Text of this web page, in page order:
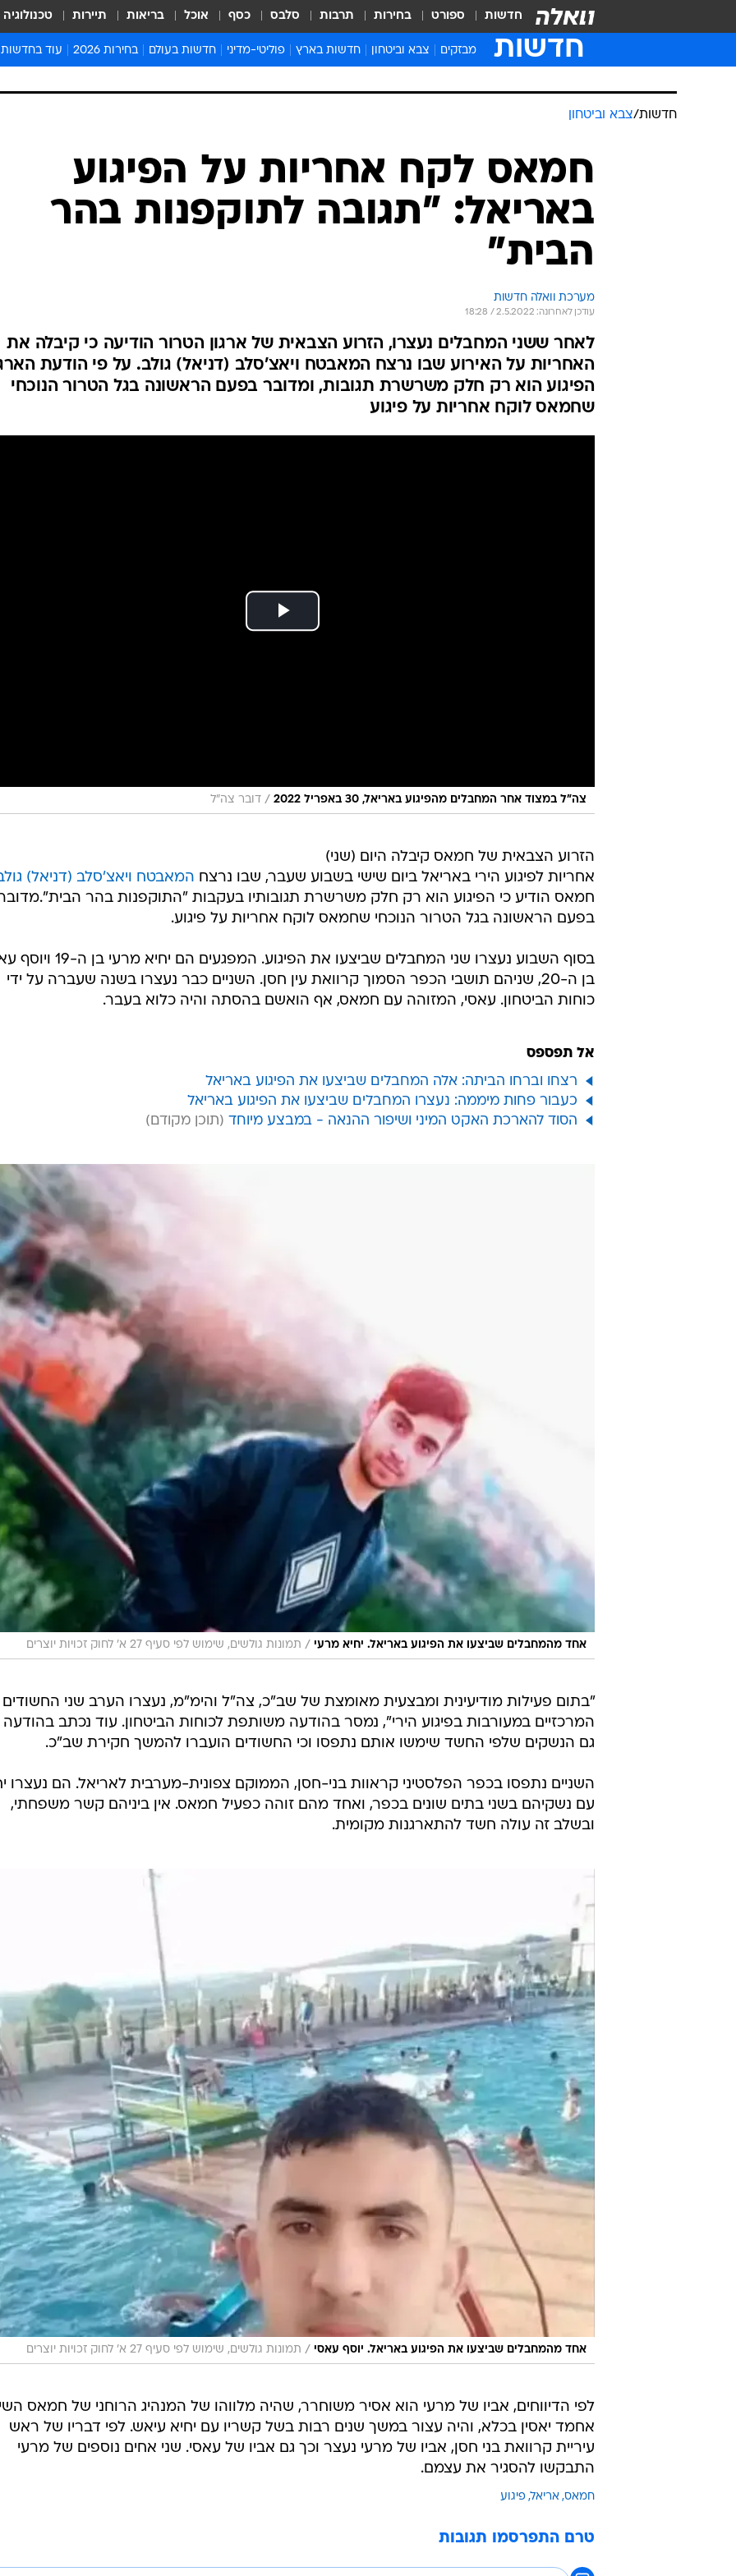
חדשות ספורט בחירות תרבות סלבס כסף אוכל בריאות תיירות טכנולוגיה
חדשות מבזקים צבא וביטחון חדשות בארץ
חברה ורווחה
פוליטי-מדיני חדשות בעולם
אסיה והפסיפיק
אפריקה
בחירות 2026 עוד בחדשות
הנחיות
חדשות
חדשות/צבא וביטחון
חמאס לקח אחריות על הפיגוע
באריאל: "תגובה לתוקפנות בהר
הבית"
מערכת וואלה חדשות
עודכן לאחרונה: 2.5.2022 / 18:28
לאחר ששני המחבלים נעצרו, הזרוע הצבאית של ארגון הטרור הודיעה כי קיבלה את
האחריות על האירוע שבו נרצח המאבטח ויאצ'סלב (דניאל) גולב. על פי הודעת
הפיגוע הוא רק חלק משרשרת תגובות, ומדובר בפעם הראשונה בגל הטרור הנוכחי
שחמאס לוקח אחריות על פיגוע
צה"ל במצוד אחר המחבלים מהפיגוע באריאל, 30 באפריל 2022 / דובר צה"ל
הזרוע הצבאית של חמאס קיבלה היום (שני)
אחריות לפיגוע הירי באריאל ביום שישי בשבוע שעבר, שבו נרצח המאבטח ויאצ'סלב (דניאל)
חמאס הודיע כי הפיגוע הוא רק חלק משרשרת תגובותיו בעקבות "התוקפנות בהר
בפעם הראשונה בגל הטרור הנוכחי שחמאס לוקח אחריות על פיגוע.
בסוף השבוע נעצרו שני המחבלים שביצעו את הפיגוע. המפגעים הם
בן ה-20, שניהם תושבי הכפר הסמוך קרוואת עין חסן. השניים כבר נעצרו בשנה שעברה על ידי
כוחות הביטחון. עאסי, המזוהה עם חמאס, אף הואשם בהסתה והיה כלוא בעבר.
אל תפספס
רצחו וברחו הביתה: אלה המחבלים שביצעו את הפיגוע באריאל
כעבור פחות מיממה: נעצרו המחבלים שביצעו את הפיגוע באריאל
הסוד להארכת האקט המיני ושיפור ההנאה - במבצע מיוחד
אחד מהמחבלים שביצעו את הפיגוע באריאל. יחיא מרעי / תמונות גולשים, שימוש לפי סעיף 27 א' לחוק זכויות יוצרים
"בתום פעילות מודיעינית ומבצעית מאומצת של שב"כ, צה"ל והימ"מ, נעצרו הערב שני החשודים
המרכזיים במעורבות בפיגוע הירי", נמסר בהודעה משותפת לכוחות הביטחון. עוד נכתב בהודעה
גם הנשקים שלפי החשד שימשו אותם נתפסו וכי החשודים הועברו להמשך חקירת שב"כ.
השניים נתפסו בכפר הפלסטיני קראוות בני-חסן, הממוקם צפונית-מערבית לאריאל. הם נעצרו
עם נשקיהם בשני בתים שונים בכפר, ואחד מהם זוהה כפעיל חמאס. אין ביניהם קשר משפחתי,
ובשלב זה עולה חשד להתארגנות מקומית.
אחד מהמחבלים שביצעו את הפיגוע באריאל. יוסף עאסי / תמונות גולשים, שימוש לפי סעיף 27 א' לחוק זכויות יוצרים
לפי הדיווחים, אביו של מרעי הוא אסיר משוחרר, שהיה מלווהו של המנהיג הרוחני של חמאס
אחמד יאסין בכלא, והיה עצור במשך שנים רבות בשל קשריו עם יחיא עיאש. לפי דבריו של ראש
עיריית קרוואת בני חסן, אביו של מרעי נעצר וכך גם אביו של עאסי. שני אחים נוספים של מרעי
התבקשו להסגיר את עצמם.
חמאס אריאל פיגוע
טרם התפרסמו תגובות